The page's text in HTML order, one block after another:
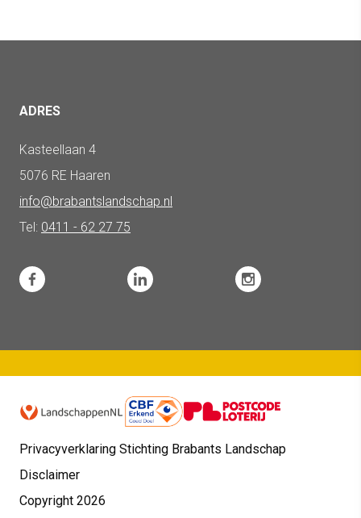
ADRES
Kasteellaan 4
5076 RE Haaren
info@brabantslandschap.nl
Tel: 0411 - 62 27 75
Privacyverklaring Stichting Brabants Landschap
Disclaimer
Copyright 2026